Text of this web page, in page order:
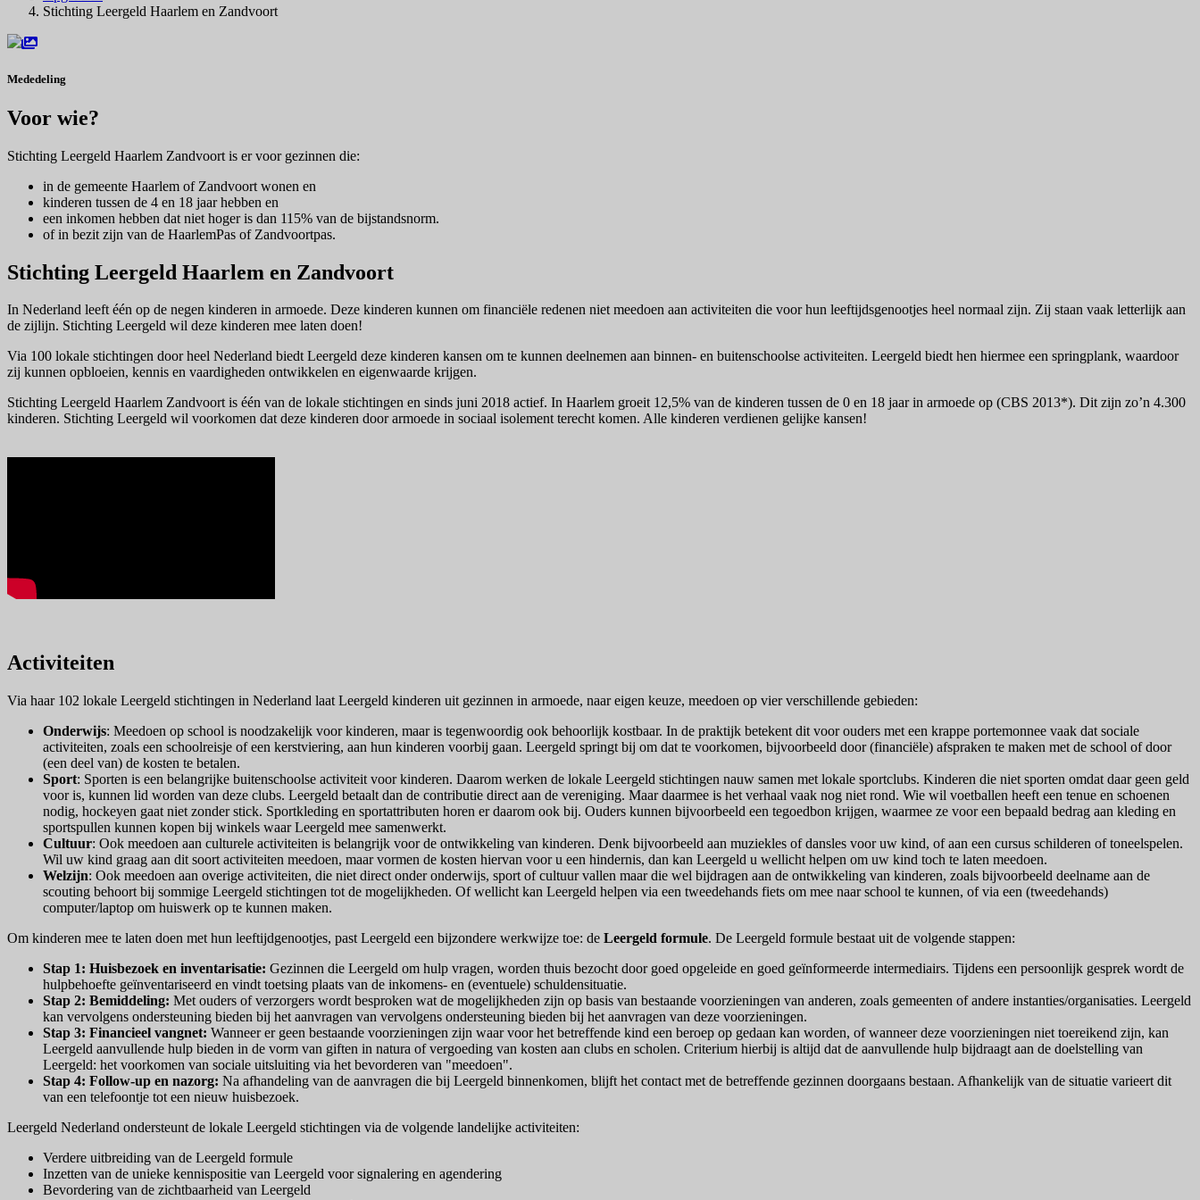
Stichting Leergeld Haarlem en Zandvoort
Mededeling
Voor wie?
Stichting Leergeld Haarlem Zandvoort is er voor gezinnen die:
in de gemeente Haarlem of Zandvoort wonen en
kinderen tussen de 4 en 18 jaar hebben en
een inkomen hebben dat niet hoger is dan 115% van de bijstandsnorm.
of in bezit zijn van de HaarlemPas of Zandvoortpas.
Stichting Leergeld Haarlem en Zandvoort
In Nederland leeft één op de negen kinderen in armoede. Deze kinderen kunnen om financiële redenen niet meedoen aan activiteiten die voor hun leeftijdsgenootjes heel normaal zijn. Zij staan vaak letterlijk aan
de zijlijn. Stichting Leergeld wil deze kinderen mee laten doen!
Via 100 lokale stichtingen door heel Nederland biedt Leergeld deze kinderen kansen om te kunnen deelnemen aan binnen- en buitenschoolse activiteiten. Leergeld biedt hen hiermee een springplank, waardoor
zij kunnen opbloeien, kennis en vaardigheden ontwikkelen en eigenwaarde krijgen.
Stichting Leergeld Haarlem Zandvoort is één van de lokale stichtingen en sinds juni 2018 actief. In Haarlem groeit 12,5% van de kinderen tussen de 0 en 18 jaar in armoede op (CBS 2013*). Dit zijn zo’n 4.300
kinderen. Stichting Leergeld wil voorkomen dat deze kinderen door armoede in sociaal isolement terecht komen. Alle kinderen verdienen gelijke kansen!
Activiteiten
Via haar 102 lokale Leergeld stichtingen in Nederland laat Leergeld kinderen uit gezinnen in armoede, naar eigen keuze, meedoen op vier verschillende gebieden:
Onderwijs: Meedoen op school is noodzakelijk voor kinderen, maar is tegenwoordig ook behoorlijk kostbaar. In de praktijk betekent dit voor ouders met een krappe portemonnee vaak dat sociale
activiteiten, zoals een schoolreisje of een kerstviering, aan hun kinderen voorbij gaan. Leergeld springt bij om dat te voorkomen, bijvoorbeeld door (financiële) afspraken te maken met de school of door
(een deel van) de kosten te betalen.
Sport: Sporten is een belangrijke buitenschoolse activiteit voor kinderen. Daarom werken de lokale Leergeld stichtingen nauw samen met lokale sportclubs. Kinderen die niet sporten omdat daar geen geld
voor is, kunnen lid worden van deze clubs. Leergeld betaalt dan de contributie direct aan de vereniging. Maar daarmee is het verhaal vaak nog niet rond. Wie wil voetballen heeft een tenue en schoenen
nodig, hockeyen gaat niet zonder stick. Sportkleding en sportattributen horen er daarom ook bij. Ouders kunnen bijvoorbeeld een tegoedbon krijgen, waarmee ze voor een bepaald bedrag aan kleding en
sportspullen kunnen kopen bij winkels waar Leergeld mee samenwerkt.
Cultuur: Ook meedoen aan culturele activiteiten is belangrijk voor de ontwikkeling van kinderen. Denk bijvoorbeeld aan muziekles of dansles voor uw kind, of aan een cursus schilderen of toneelspelen.
Wil uw kind graag aan dit soort activiteiten meedoen, maar vormen de kosten hiervan voor u een hindernis, dan kan Leergeld u wellicht helpen om uw kind toch te laten meedoen.
Welzijn: Ook meedoen aan overige activiteiten, die niet direct onder onderwijs, sport of cultuur vallen maar die wel bijdragen aan de ontwikkeling van kinderen, zoals bijvoorbeeld deelname aan de
scouting behoort bij sommige Leergeld stichtingen tot de mogelijkheden. Of wellicht kan Leergeld helpen via een tweedehands fiets om mee naar school te kunnen, of via een (tweedehands)
computer/laptop om huiswerk op te kunnen maken.
Om kinderen mee te laten doen met hun leeftijdgenootjes, past Leergeld een bijzondere werkwijze toe: de Leergeld formule. De Leergeld formule bestaat uit de volgende stappen:
Stap 1: Huisbezoek en inventarisatie: Gezinnen die Leergeld om hulp vragen, worden thuis bezocht door goed opgeleide en goed geïnformeerde intermediairs. Tijdens een persoonlijk gesprek wordt de
hulpbehoefte geïnventariseerd en vindt toetsing plaats van de inkomens- en (eventuele) schuldensituatie.
Stap 2: Bemiddeling: Met ouders of verzorgers wordt besproken wat de mogelijkheden zijn op basis van bestaande voorzieningen van anderen, zoals gemeenten of andere instanties/organisaties. Leergeld
kan vervolgens ondersteuning bieden bij het aanvragen van vervolgens ondersteuning bieden bij het aanvragen van deze voorzieningen.
Stap 3: Financieel vangnet: Wanneer er geen bestaande voorzieningen zijn waar voor het betreffende kind een beroep op gedaan kan worden, of wanneer deze voorzieningen niet toereikend zijn, kan
Leergeld aanvullende hulp bieden in de vorm van giften in natura of vergoeding van kosten aan clubs en scholen. Criterium hierbij is altijd dat de aanvullende hulp bijdraagt aan de doelstelling van
Leergeld: het voorkomen van sociale uitsluiting via het bevorderen van "meedoen".
Stap 4: Follow-up en nazorg: Na afhandeling van de aanvragen die bij Leergeld binnenkomen, blijft het contact met de betreffende gezinnen doorgaans bestaan. Afhankelijk van de situatie varieert dit
van een telefoontje tot een nieuw huisbezoek.
Leergeld Nederland ondersteunt de lokale Leergeld stichtingen via de volgende landelijke activiteiten:
Verdere uitbreiding van de Leergeld formule
Inzetten van de unieke kennispositie van Leergeld voor signalering en agendering
Bevordering van de zichtbaarheid van Leergeld